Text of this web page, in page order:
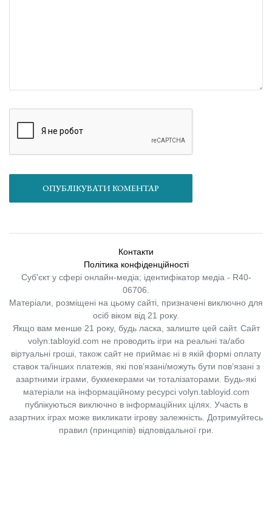
ОПУБЛІКУВАТИ КОМЕНТАР
Контакти
Політика конфіденційності
Суб'єкт у сфері онлайн-медіа; ідентифікатор медіа - R40-
06706.
Матеріали, розміщені на цьому сайті, призначені виключно для
осіб віком від 21 року.
Якщо вам менше 21 року, будь ласка, залиште цей сайт. Сайт
volyn.tabloyid.com не проводить ігри на реальні та/або
віртуальні гроші, також сайт не приймає ні в якій формі оплату
ставок та/інших платежів, які пов’язані/можуть бути пов’язані з
азартними іграми, букмекерами чи тоталізаторами. Будь-які
матеріали на інформаційному ресурсі volyn.tabloyid.com
публікуються виключно в інформаційних цілях. Участь в
азартних іграх може викликати ігрову залежність. Дотримуйтесь
правил (принципів) відповідальної гри.